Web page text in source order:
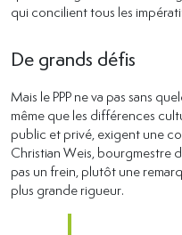
qui concilient tous les
De grands défis
Mais le PPP ne va pas sans
même que les différences
public et privé, exigent une
Christian Weis, bourgmestre
pas un frein, plutôt une
plus grande rigueur.